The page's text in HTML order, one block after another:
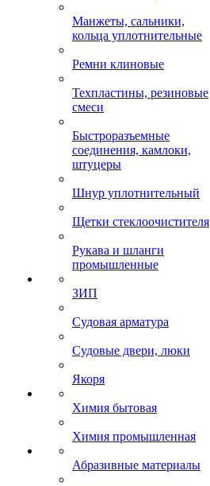
Манжеты, сальники,
кольца уплотнительные
Ремни клиновые
Техпластины, резиновые
смеси
Быстроразъемные
соединения, камлоки,
штуцеры
Шнур уплотнительный
Щетки стеклоочистителя
Рукава и шланги
промышленные
ЗИП
Судовая арматура
Судовые двери, люки
Якоря
Химия бытовая
Химия промышленная
Абразивные материалы